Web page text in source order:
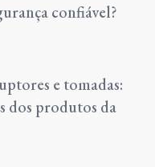
confiável?
e tomadas:
dos produtos da